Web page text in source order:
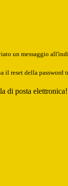
un messaggio
il reset della password
di posta elettronica!